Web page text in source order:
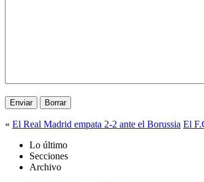
« El Real Madrid empata 2-2 ante el Borussia El
Lo último
Secciones
Archivo